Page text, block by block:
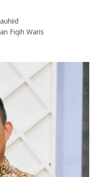
Fiqih Waris